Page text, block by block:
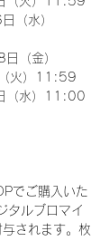
（水）
（金）
火）11:59
（水）11:00
でご購入いた
タルブロマイ
されます。枚